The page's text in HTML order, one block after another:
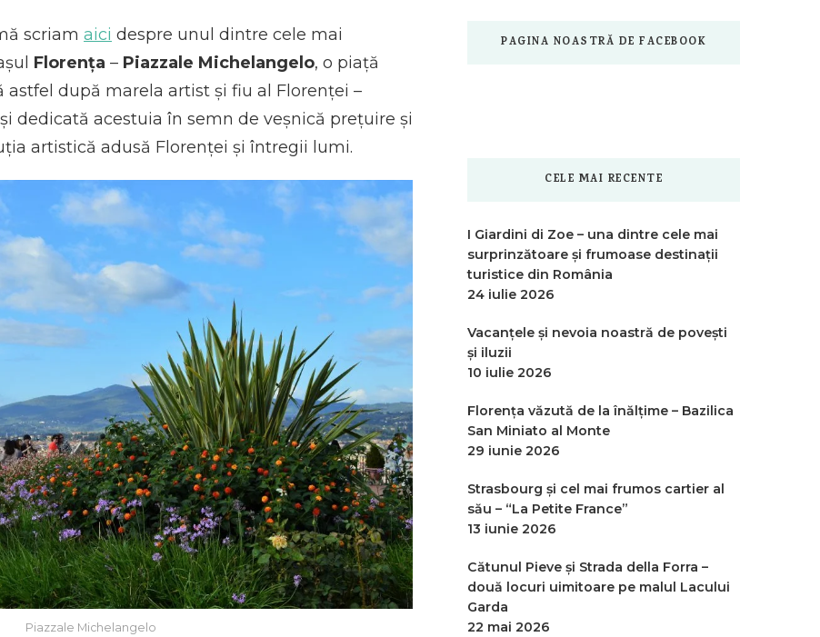
scriam aici despre unul dintre cele mai
Florența – Piazzale Michelangelo, o piață
după marela artist și fiu al Florenței –
dedicată acestuia în semn de veșnică prețuire și
artistică adusă Florenței și întregii lumi.
Piazzale Michelangelo
PAGINA NOASTRĂ DE FACEBOOK
CELE MAI RECENTE
I Giardini di Zoe – una dintre cele mai
surprinzătoare și frumoase destinații
turistice din România
24 iulie 2026
Vacanțele și nevoia noastră de povești
și iluzii
10 iulie 2026
Florența văzută de la înălțime – Bazilica
San Miniato al Monte
29 iunie 2026
Strasbourg și cel mai frumos cartier al
său – “La Petite France”
13 iunie 2026
Cătunul Pieve și Strada della Forra –
două locuri uimitoare pe malul Lacului
Garda
22 mai 2026